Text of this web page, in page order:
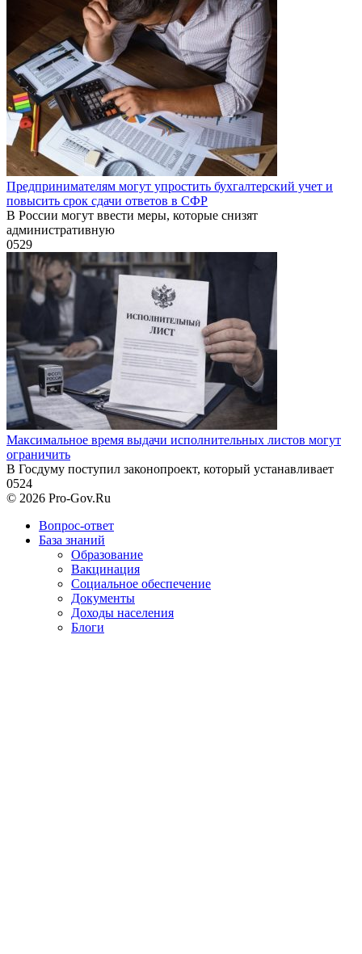
Предпринимателям могут упростить бухгалтерский учет и
повысить срок сдачи ответов в СФР
В России могут ввести меры, которые снизят
административную
0529
Максимальное время выдачи исполнительных листов могут
ограничить
В Госдуму поступил законопроект, который устанавливает
0524
© 2026 Pro-Gov.Ru
Вопрос-ответ
База знаний
Образование
Вакцинация
Социальное обеспечение
Документы
Доходы населения
Блоги